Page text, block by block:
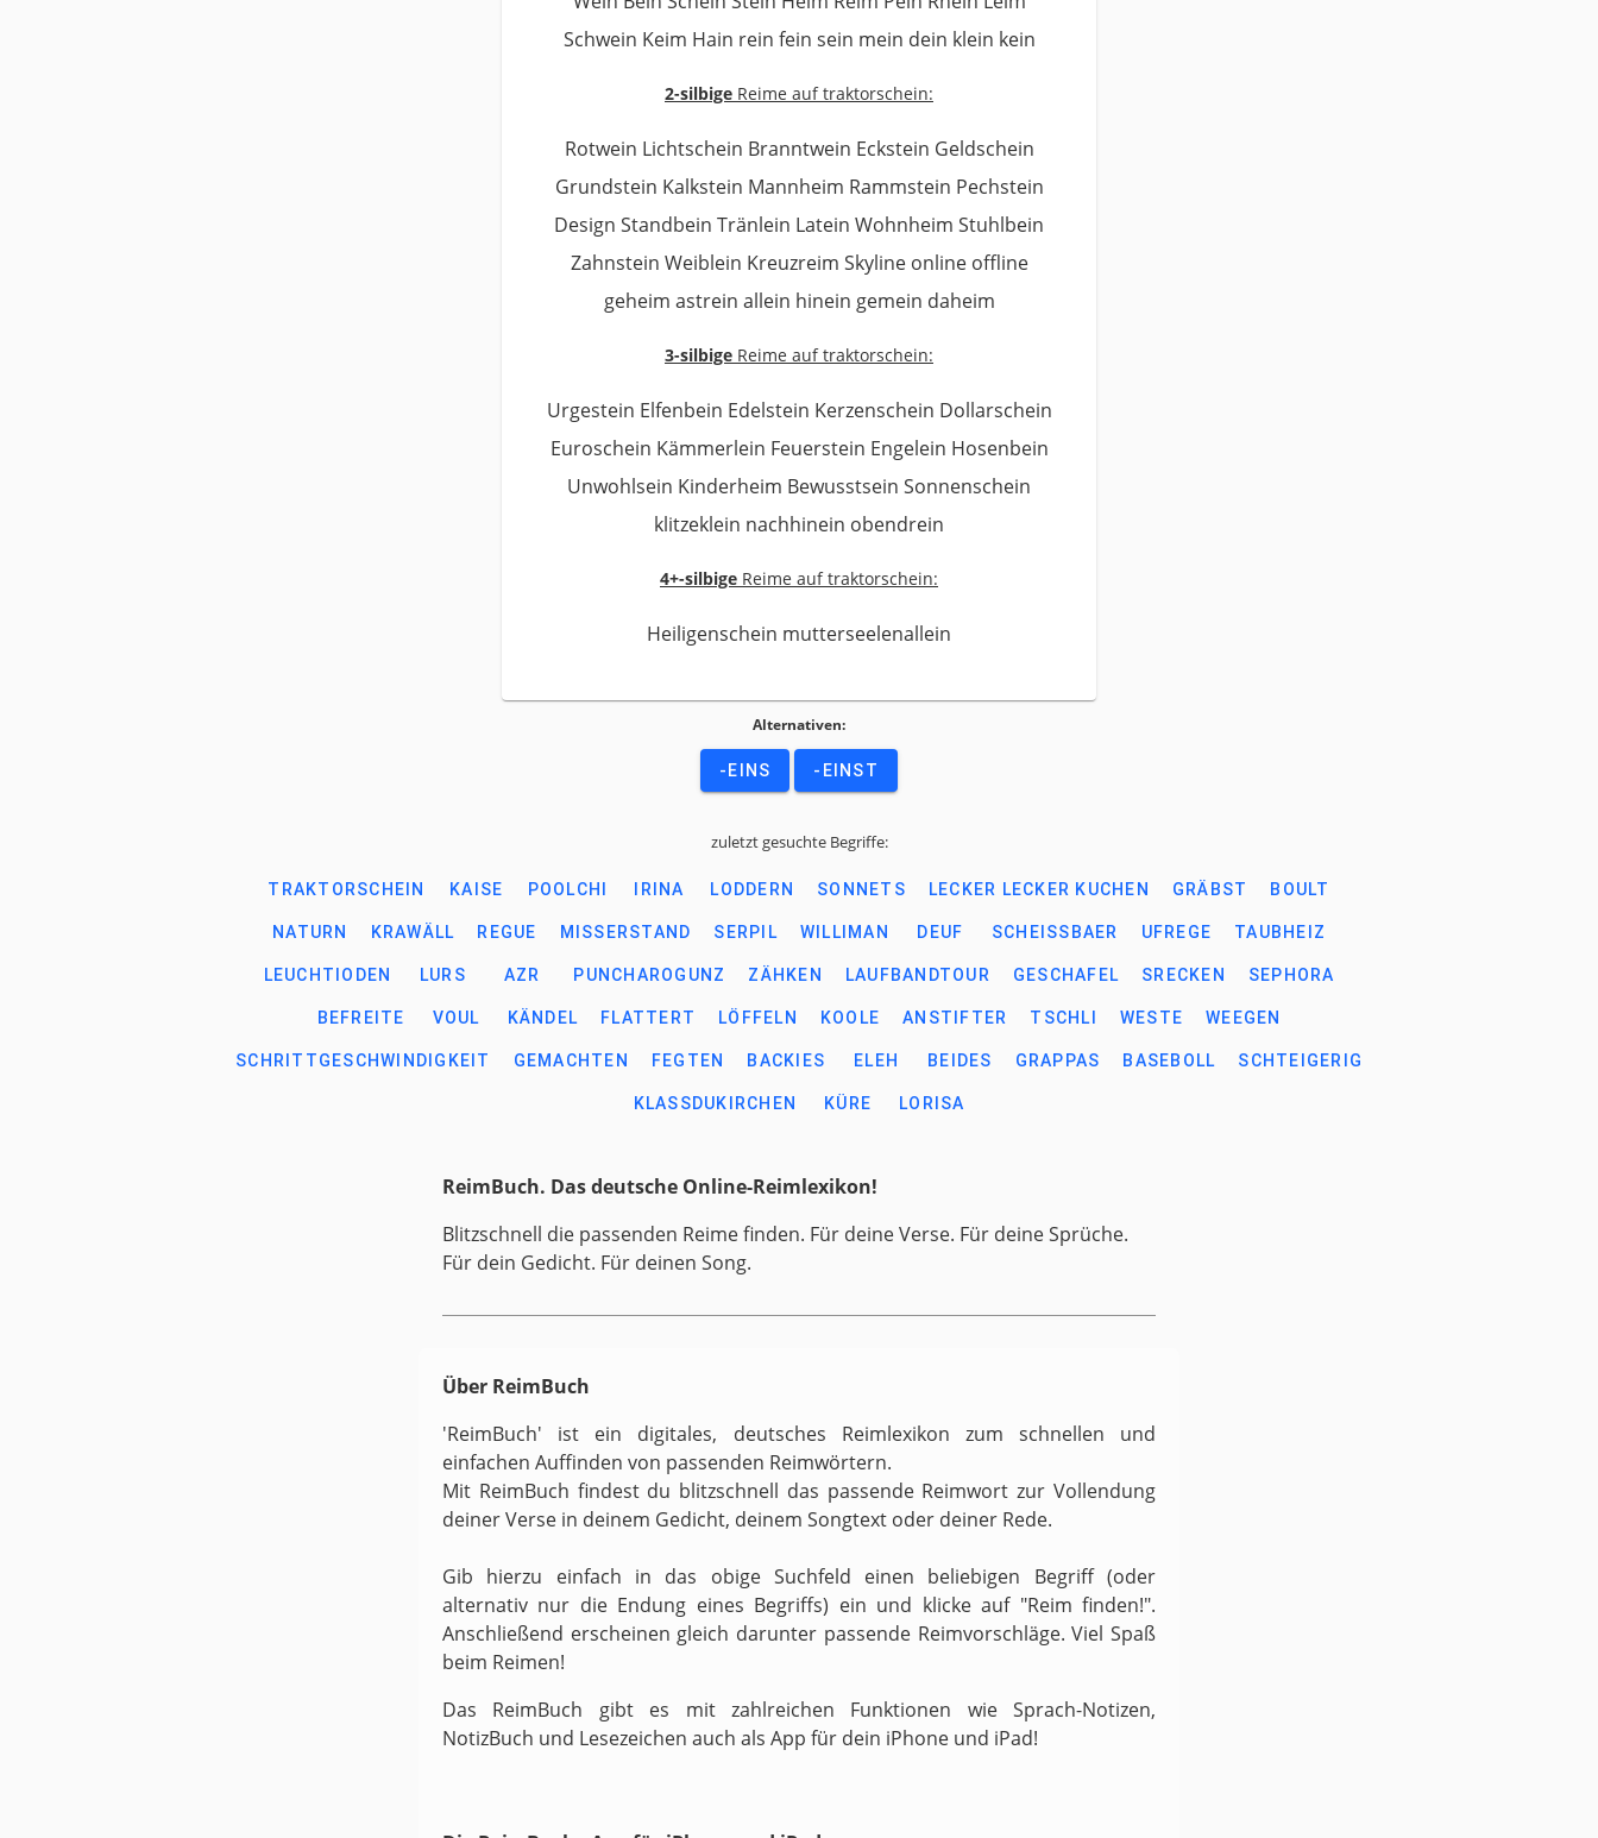
Schwein Keim Hain rein fein sein mein dein klein kein
2-silbige Reime auf traktorschein:
Rotwein Lichtschein Branntwein Eckstein Geldschein
Grundstein Kalkstein Mannheim Rammstein Pechstein
Design Standbein Tränlein Latein Wohnheim Stuhlbein
Zahnstein Weiblein Kreuzreim Skyline online offline
geheim astrein allein hinein gemein daheim
3-silbige Reime auf traktorschein:
Urgestein Elfenbein Edelstein Kerzenschein Dollarschein
Euroschein Kämmerlein Feuerstein Engelein Hosenbein
Unwohlsein Kinderheim Bewusstsein Sonnenschein
klitzeklein nachhinein obendrein
4+-silbige Reime auf traktorschein:
Heiligenschein mutterseelenallein
Alternativen:
-EINS -EINST
zuletzt gesuchte Begriffe:
TRAKTORSCHEIN KAISE POOLCHI IRINA LODDERN SONNETS LECKER LECKER KUCHEN GRÄBST BOULT
NATURN KRAWÄLL REGUE MISSERSTAND SERPIL WILLIMAN DEUF SCHEISSBAER UFREGE TAUBHEIZ
LEUCHTIODEN LURS AZR PUNCHAROGUNZ ZÄHKEN LAUFBANDTOUR GESCHAFEL SRECKEN SEPHORA
BEFREITE VOUL KÄNDEL FLATTERT LÖFFELN KOOLE ANSTIFTER TSCHLI WESTE WEEGEN
SCHRITTGESCHWINDIGKEIT GEMACHTEN FEGTEN BACKIES ELEH BEIDES GRAPPAS BASEBOLL SCHTEIGERIG
KLASSDUKIRCHEN KÜRE LORISA
ReimBuch. Das deutsche Online-Reimlexikon!
Blitzschnell die passenden Reime finden. Für deine Verse. Für deine Sprüche.
Für dein Gedicht. Für deinen Song.
Über ReimBuch
'ReimBuch' ist ein digitales, deutsches Reimlexikon zum schnellen und
einfachen Auffinden von passenden Reimwörtern.
Mit ReimBuch findest du blitzschnell das passende Reimwort zur Vollendung
deiner Verse in deinem Gedicht, deinem Songtext oder deiner Rede.
Gib hierzu einfach in das obige Suchfeld einen beliebigen Begriff (oder
alternativ nur die Endung eines Begriffs) ein und klicke auf "Reim finden!".
Anschließend erscheinen gleich darunter passende Reimvorschläge. Viel Spaß
beim Reimen!
Das ReimBuch gibt es mit zahlreichen Funktionen wie Sprach-Notizen,
NotizBuch und Lesezeichen auch als App für dein iPhone und iPad!